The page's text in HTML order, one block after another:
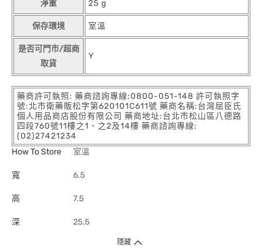
淨重 25 g
保存環境 室溫
是否可門市/超商
取貨
Y
藥商許可執照: 藥商諮詢專線:0800-051-148 許可執照字
號:北市衛藥販松字第620101C611號 藥商名稱:台灣屈臣氏
個人用品商店股份有限公司 藥商地址:台北市松山區八德路
四段760號11樓之1、之2及14樓 藥商諮詢專線:
(02)27421234
How To Store
室溫
寬 6.5
高 7.5
深 25.5
隱藏